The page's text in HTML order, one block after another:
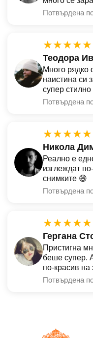
Потвърдена
★★★★★
Теодора
Много рядко
наистина си
супер
Потвърдена
★★★★★
Никола
Реално е
изглеждат
снимките 😄
Потвърдена
★★★★★
Гергана
Пристигна
беше супер.
по-красив на
Потвърдена